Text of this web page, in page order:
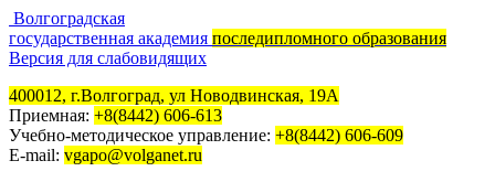
Волгоградская
государственная академия последипломного образования
Версия для слабовидящих
400012, г.Волгоград, ул Новодвинская, 19А
Приемная: +8(8442) 606-613
Учебно-методическое управление: +8(8442) 606-609
E-mail: vgapo@volganet.ru